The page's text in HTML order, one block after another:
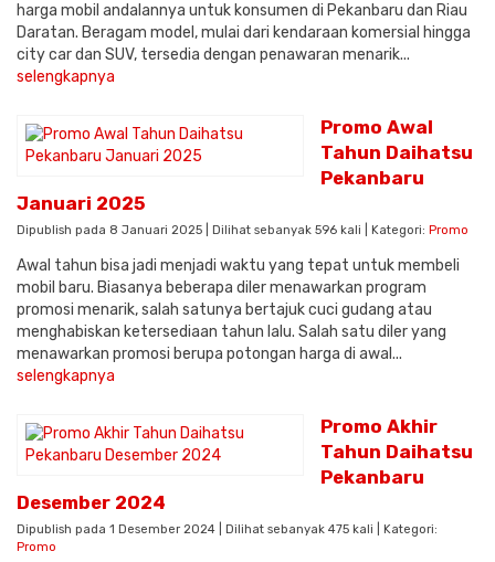
harga mobil andalannya untuk konsumen di Pekanbaru dan Riau
Daratan. Beragam model, mulai dari kendaraan komersial hingga
city car dan SUV, tersedia dengan penawaran menarik...
selengkapnya
Promo Awal
Tahun Daihatsu
Pekanbaru
Januari 2025
Dipublish pada 8 Januari 2025 | Dilihat sebanyak 596 kali | Kategori: Promo
Awal tahun bisa jadi menjadi waktu yang tepat untuk membeli
mobil baru. Biasanya beberapa diler menawarkan program
promosi menarik, salah satunya bertajuk cuci gudang atau
menghabiskan ketersediaan tahun lalu. Salah satu diler yang
menawarkan promosi berupa potongan harga di awal...
selengkapnya
Promo Akhir
Tahun Daihatsu
Pekanbaru
Desember 2024
Dipublish pada 1 Desember 2024 | Dilihat sebanyak 475 kali | Kategori:
Promo